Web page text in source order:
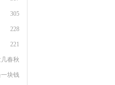
305
228
221
几春秋
块钱